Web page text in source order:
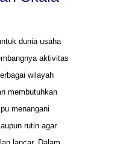
dunia usaha
aktivitas
wilayah
membutuhkan
menangani
rutin agar